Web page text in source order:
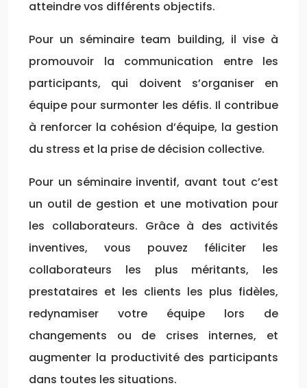
atteindre vos différents objectifs.
Pour un séminaire team building, il vise à
promouvoir la communication entre les
participants, qui doivent s’organiser en
équipe pour surmonter les défis. Il contribue
à renforcer la cohésion d’équipe, la gestion
du stress et la prise de décision collective.
Pour un séminaire inventif, avant tout c’est
un outil de gestion et une motivation pour
les collaborateurs. Grâce à des activités
inventives, vous pouvez féliciter les
collaborateurs les plus méritants, les
prestataires et les clients les plus fidèles,
redynamiser votre équipe lors de
changements ou de crises internes, et
augmenter la productivité des participants
dans toutes les situations.